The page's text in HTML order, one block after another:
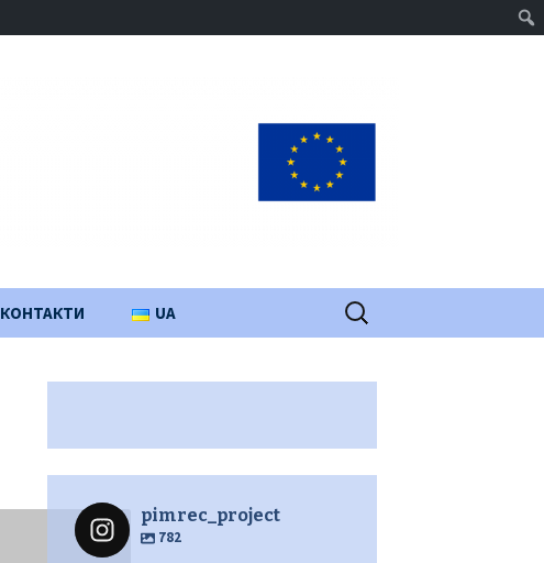
КОНТАКТИ UA Пошук:
pimrec_project
782